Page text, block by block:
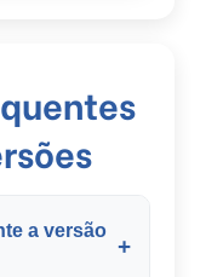
a versão
+